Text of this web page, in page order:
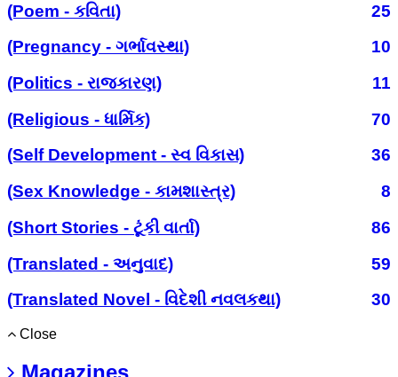
(Poem - કવિતા)
25
(Pregnancy - ગર્ભાવસ્થા)
10
(Politics - રાજકારણ)
11
(Religious - ધાર્મિક)
70
(Self Development - સ્વ વિકાસ)
36
(Sex Knowledge - કામશાસ્ત્ર)
8
(Short Stories - ટૂંકી વાર્તા)
86
(Translated - અનુવાદ)
59
(Translated Novel - વિદેશી નવલકથા)
30
Close
Magazines